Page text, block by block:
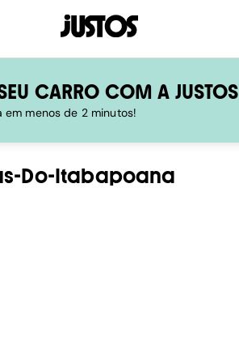
CARRO COM A JUSTOS
menos de 2 minutos!
Do-Itabapoana